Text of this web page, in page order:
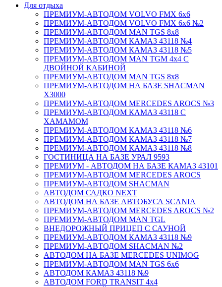
Для отдыха
ПРЕМИУМ-АВТОДОМ VOLVO FMX 6x6
ПРЕМИУМ-АВТОДОМ VOLVO FMX 6x6 №2
ПРЕМИУМ-АВТОДОМ MAN TGS 8х8
ПРЕМИУМ-АВТОДОМ КАМАЗ 43118 №4
ПРЕМИУМ-АВТОДОМ КАМАЗ 43118 №5
ПРЕМИУМ-АВТОДОМ MAN TGM 4х4 С
ДВОЙНОЙ КАБИНОЙ
ПРЕМИУМ-АВТОДОМ MAN TGS 8х8
ПРЕМИУМ-АВТОДОМ НА БАЗЕ SHACMAN
X3000
ПРЕМИУМ-АВТОДОМ MERCEDES AROCS №3
ПРЕМИУМ-АВТОДОМ КАМАЗ 43118 С
ХАМАМОМ
ПРЕМИУМ-АВТОДОМ КАМАЗ 43118 №6
ПРЕМИУМ-АВТОДОМ КАМАЗ 43118 №7
ПРЕМИУМ-АВТОДОМ КАМАЗ 43118 №8
ГОСТИНИЦА НА БАЗЕ УРАЛ 9593
ПРЕМИУМ - АВТОДОМ НА БАЗЕ КАМАЗ 43101
ПРЕМИУМ-АВТОДОМ MERCEDES AROCS
ПРЕМИУМ-АВТОДОМ SHACMAN
АВТОДОМ САДКО NEXT
АВТОДОМ НА БАЗЕ АВТОБУСА SCANIA
ПРЕМИУМ-АВТОДОМ MERCEDES AROCS №2
ПРЕМИУМ-АВТОДОМ MAN TGL
ВНЕДОРОЖНЫЙ ПРИЦЕП С САУНОЙ
ПРЕМИУМ-АВТОДОМ КАМАЗ 43118 №9
ПРЕМИУМ-АВТОДОМ SHACMAN №2
АВТОДОМ НА БАЗЕ MERCEDES UNIMOG
ПРЕМИУМ-АВТОДОМ MAN TGS 6х6
АВТОДОМ КАМАЗ 43118 №9
АВТОДОМ FORD TRANSIT 4x4